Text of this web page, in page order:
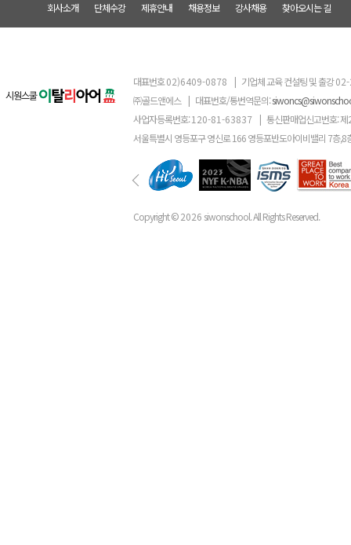
회사소개 단체수강 제휴안내 채용정보 강사채용 찾아오시는 길
대표번호02)6409-0878 | 기업체 교육 컨설팅 및 출강
㈜골드앤에스 | 대표번호/통번역문의:
사업자등록번호:120-81-63837 | 통신판매업신고번호: 제
서울특별시 영등포구 영신로 166 영등포반도아이비밸리 7층,8
Copyright ©2026 siwonschool. All Rights Reserved.